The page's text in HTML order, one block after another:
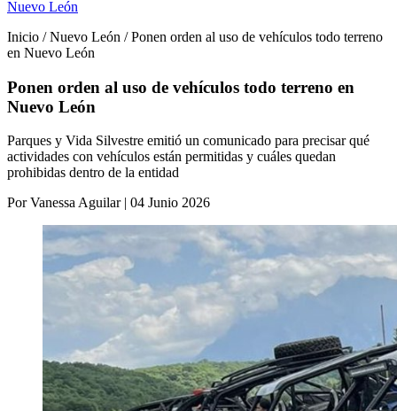
Nuevo León
Inicio / Nuevo León / Ponen orden al uso de vehículos todo terreno
en Nuevo León
Ponen orden al uso de vehículos todo terreno en
Nuevo León
Parques y Vida Silvestre emitió un comunicado para precisar qué
actividades con vehículos están permitidas y cuáles quedan
prohibidas dentro de la entidad
Por Vanessa Aguilar | 04 Junio 2026